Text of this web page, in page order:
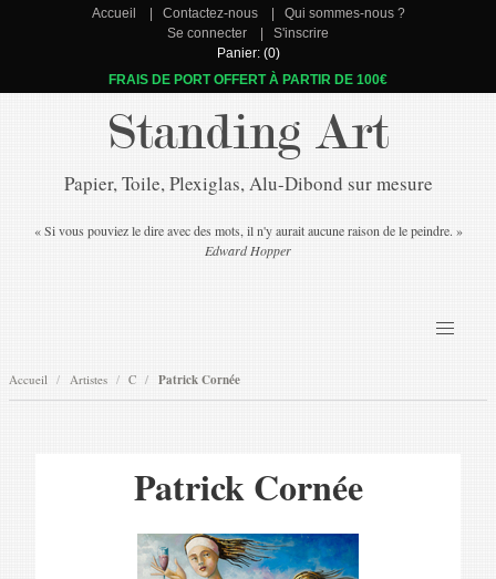
Accueil Contactez-nous
Qui sommes-nous ?
Se connecter
S'inscrire
Panier: (0)
FRAIS DE PORT OFFERT À PARTIR DE 100€
Standing Art
Papier, Toile, Plexiglas, Alu-Dibond sur mesure
« Si vous pouviez le dire avec des mots, il n'y aurait aucune raison de le peindre. »
Edward Hopper
Accueil Artistes C Patrick Cornée
Patrick Cornée